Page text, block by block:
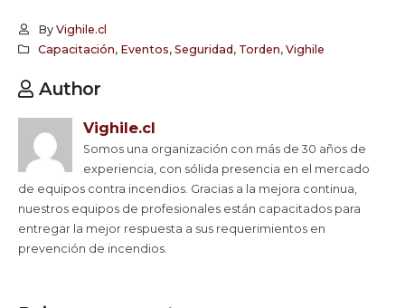
By Vighile.cl
Capacitación, Eventos, Seguridad , Torden, Vighile
Author
Vighile.cl
Somos una organización con más de 30 años de
experiencia, con sólida presencia en el mercado
de equipos contra incendios. Gracias a la mejora continua,
nuestros equipos de profesionales están capacitados para
entregar la mejor respuesta a sus requerimientos en
prevención de incendios.